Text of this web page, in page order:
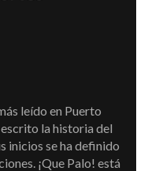
leído en Puerto
la historia del
inicios se ha definido
¡Que Palo! está